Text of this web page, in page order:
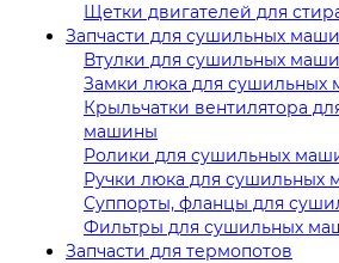
Щетки двигателей для
Запчасти для сушильных
Втулки для сушильных
Замки люка для сушильных
Крыльчатки вентилятора
машины
Ролики для сушильных
Ручки люка для сушильных
Суппорты, фланцы для
Фильтры для сушильных
Запчасти для термопотов